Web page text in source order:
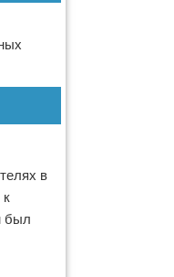
в
к
был